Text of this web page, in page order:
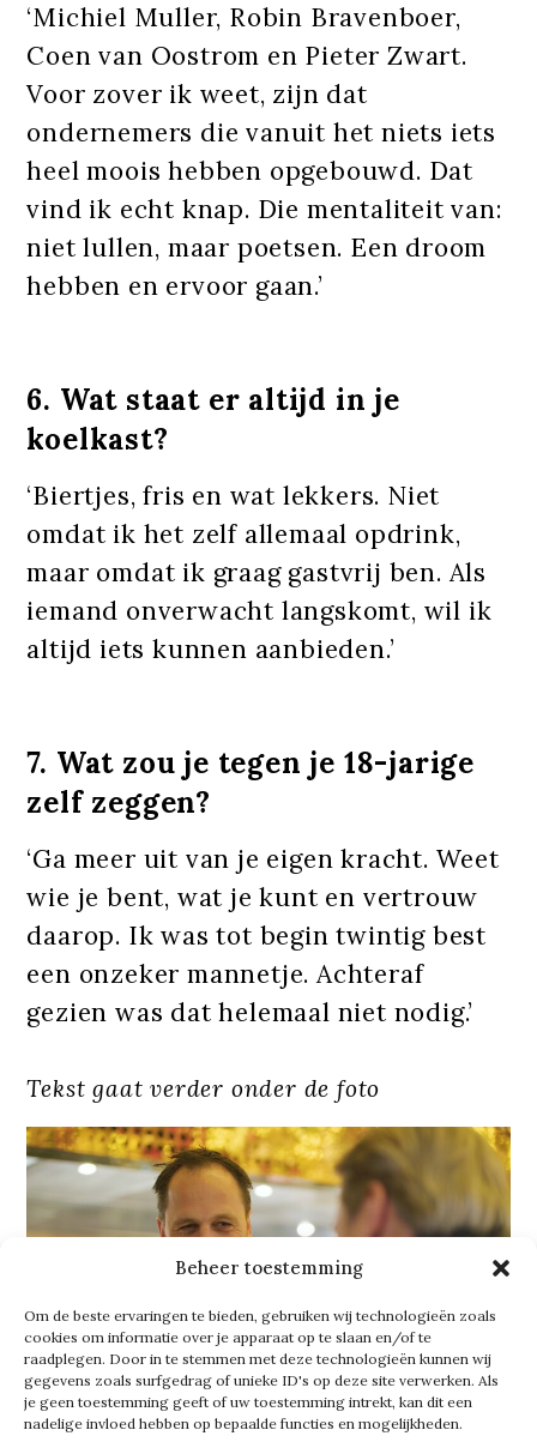
Beheer toestemming
Om de beste ervaringen te bieden, gebruiken wij technologieën zoals
cookies om informatie over je apparaat op te slaan en/of te
raadplegen. Door in te stemmen met deze technologieën kunnen wij
gegevens zoals surfgedrag of unieke ID's op deze site verwerken. Als
je geen toestemming geeft of uw toestemming intrekt, kan dit een
nadelige invloed hebben op bepaalde functies en mogelijkheden.
‘Michiel Muller, Robin Bravenboer,
Coen van Oostrom en Pieter Zwart.
Voor zover ik weet, zijn dat
ondernemers die vanuit het niets iets
heel moois hebben opgebouwd. Dat
vind ik echt knap. Die mentaliteit van:
niet lullen, maar poetsen. Een droom
hebben en ervoor gaan.’
6. Wat staat er altijd in je
koelkast?
‘Biertjes, fris en wat lekkers. Niet
omdat ik het zelf allemaal opdrink,
maar omdat ik graag gastvrij ben. Als
iemand onverwacht langskomt, wil ik
altijd iets kunnen aanbieden.’
7. Wat zou je tegen je 18-jarige
zelf zeggen?
‘Ga meer uit van je eigen kracht. Weet
wie je bent, wat je kunt en vertrouw
daarop. Ik was tot begin twintig best
een onzeker mannetje. Achteraf
gezien was dat helemaal niet nodig.’
Tekst gaat verder onder de foto